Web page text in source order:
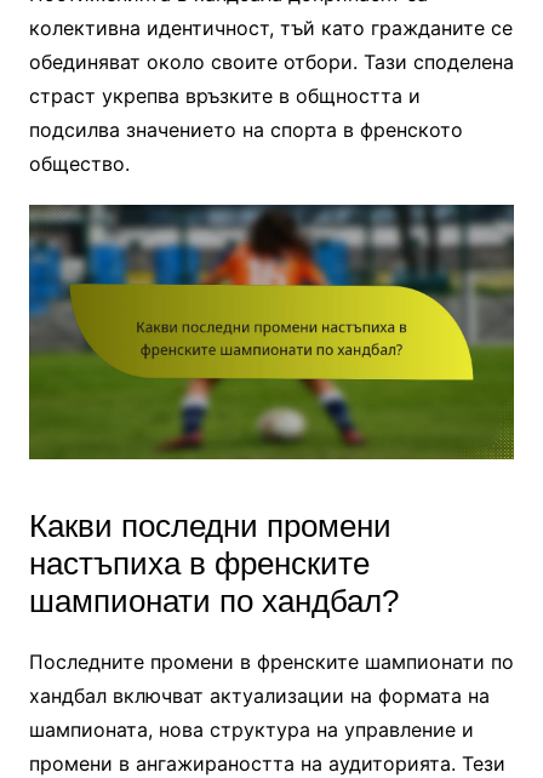
колективна идентичност, тъй като гражданите се
обединяват около своите отбори. Тази споделена
страст укрепва връзките в общността и
подсилва значението на спорта в френското
общество.
Какви последни промени
настъпиха в френските
шампионати по хандбал?
Последните промени в френските шампионати по
хандбал включват актуализации на формата на
шампионата, нова структура на управление и
промени в ангажираността на аудиторията. Тези